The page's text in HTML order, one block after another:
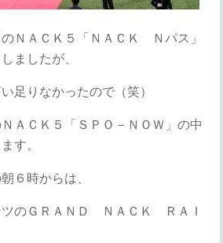
ＮＡＣＫ５「ＮＡＣＫ Ｎパス」
ましたが、
足りなかったので（笑）
ＡＣＫ５「ＳＰＯ－ＮＯＷ」の中
す。
６時からは、
ツのＧＲＡＮＤ ＮＡＣＫ ＲＡＩ